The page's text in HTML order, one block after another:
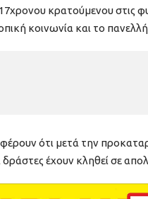
κρατούμενου στις
κοινωνία και το
ότι μετά την
δράστες έχουν κληθεί σε